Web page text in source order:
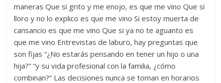
maneras Que si grito y me enojo, es que me vino Que si
lloro y no lo explico es que me vino Si estoy muerta de
cansancio es que me vino Que si ya no te aguanto es
que me vino Entrevistas de laburo, hay preguntas que
son fijas “¿No estarás pensando en tener un hijo o una
hija?” “y su vida profesional con la familia, ¿cómo
combinan?” Las decisiones nunca se toman en horarios